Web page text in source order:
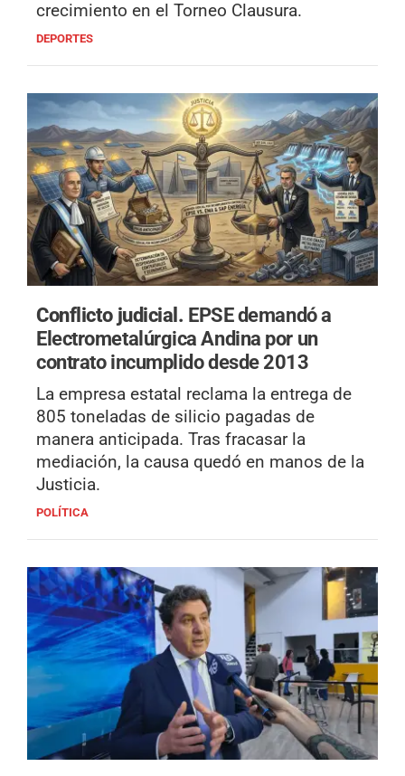
crecimiento en el Torneo Clausura.
DEPORTES
Conflicto judicial. EPSE demandó a
Electrometalúrgica Andina por un
contrato incumplido desde 2013
La empresa estatal reclama la entrega de
805 toneladas de silicio pagadas de
manera anticipada. Tras fracasar la
mediación, la causa quedó en manos de la
Justicia.
POLÍTICA